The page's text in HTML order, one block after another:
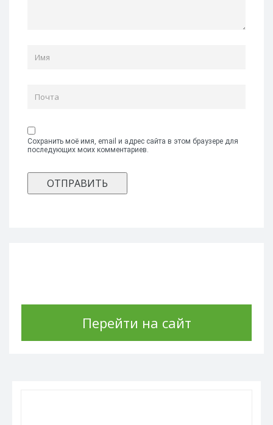
Сохранить моё имя, email и адрес сайта в этом браузере для
последующих моих комментариев.
Перейти на сайт